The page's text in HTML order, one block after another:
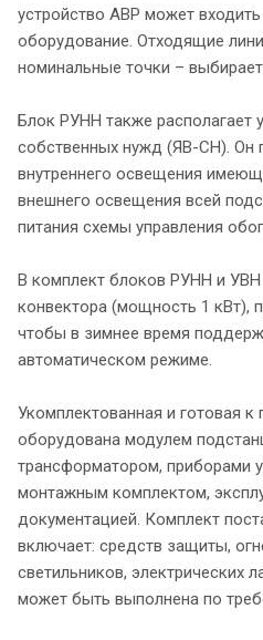
устройство АВР может
оборудование. Отходящие
номинальные точки –
Блок РУНН также располагает
собственных нужд (ЯВ-СН). Он
внутреннего освещения
внешнего освещения всей
питания схемы управления
В комплект блоков РУНН и УВН
конвектора (мощность 1 кВт),
чтобы в зимнее время
автоматическом режиме.
Укомплектованная и готовая к
оборудована модулем
трансформатором, приборами
монтажным комплектом,
документацией. Комплект
включает: средств защиты,
светильников, электрических
может быть выполнена по